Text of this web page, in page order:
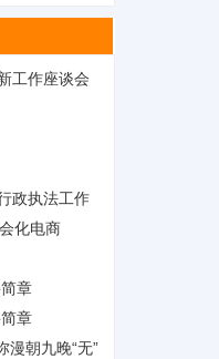
工作座谈会
政执法工作
化电商
章
章
漫朝九晚“无”